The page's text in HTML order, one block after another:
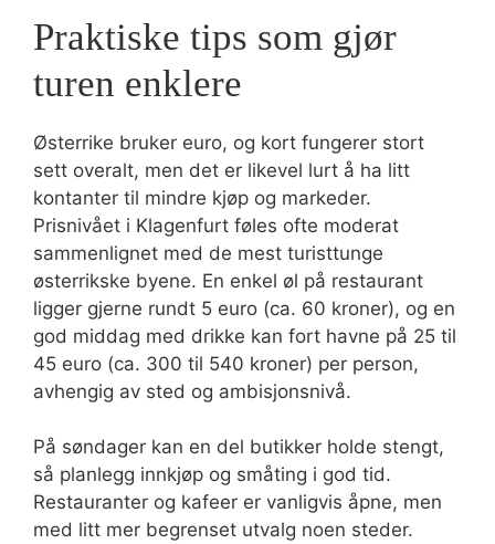
Praktiske tips som gjør
turen enklere
Østerrike bruker euro, og kort fungerer stort
sett overalt, men det er likevel lurt å ha litt
kontanter til mindre kjøp og markeder.
Prisnivået i Klagenfurt føles ofte moderat
sammenlignet med de mest turisttunge
østerrikske byene. En enkel øl på restaurant
ligger gjerne rundt 5 euro (ca. 60 kroner), og en
god middag med drikke kan fort havne på 25 til
45 euro (ca. 300 til 540 kroner) per person,
avhengig av sted og ambisjonsnivå.
På søndager kan en del butikker holde stengt,
så planlegg innkjøp og småting i god tid.
Restauranter og kafeer er vanligvis åpne, men
med litt mer begrenset utvalg noen steder.